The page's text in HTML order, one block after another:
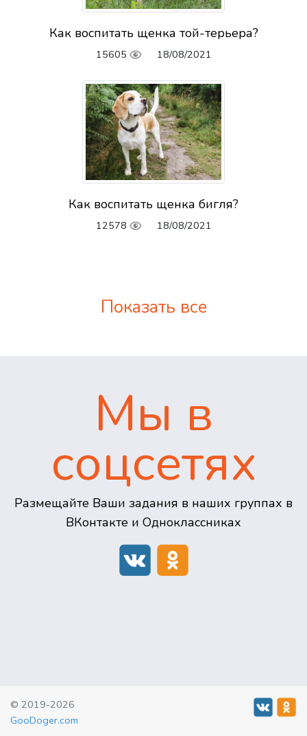
Как воспитать щенка той-терьера?
15605 18/08/2021
Как воспитать щенка бигля?
12578 18/08/2021
Показать все
Мы в
соцсетях
Размещайте Ваши задания в наших группах в
ВКонтакте и Одноклассниках
© 2019-2026
GooDoger.com